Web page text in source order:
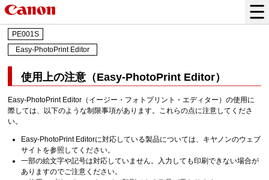
PE001S
Easy-PhotoPrint Editor
使用上の注意（Easy-PhotoPrint Editor）
Easy-PhotoPrint Editor （イージー・フォトプリント・エディター）の使用に
際しては、以下のような制限事項があります。 これらの点に注意してくださ
い。
Easy-PhotoPrint Editorに対応している製品については、 キヤノンのウェブ
サイトを参照してください。
一部の絵文字や記号は対応していません。
入力しても印刷できない場合が
ありますのでご注意ください。